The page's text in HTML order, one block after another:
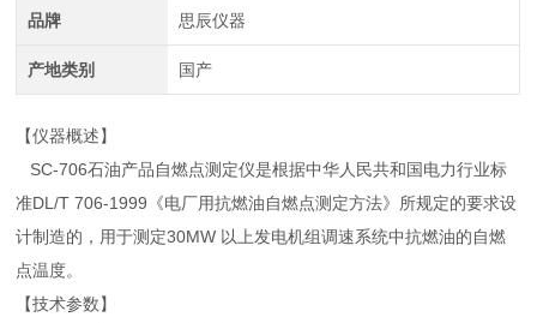
品牌 思辰仪器
产地类别 国产
【仪器概述】
SC-706石油产品自燃点测定仪是根据中华人民共和国电力行业标
准DL/T 706-1999《电厂用抗燃油自燃点测定方法》所规定的要求设
计制造的，用于测定30MW 以上发电机组调速系统中抗燃油的自燃
点温度。
【技术参数】